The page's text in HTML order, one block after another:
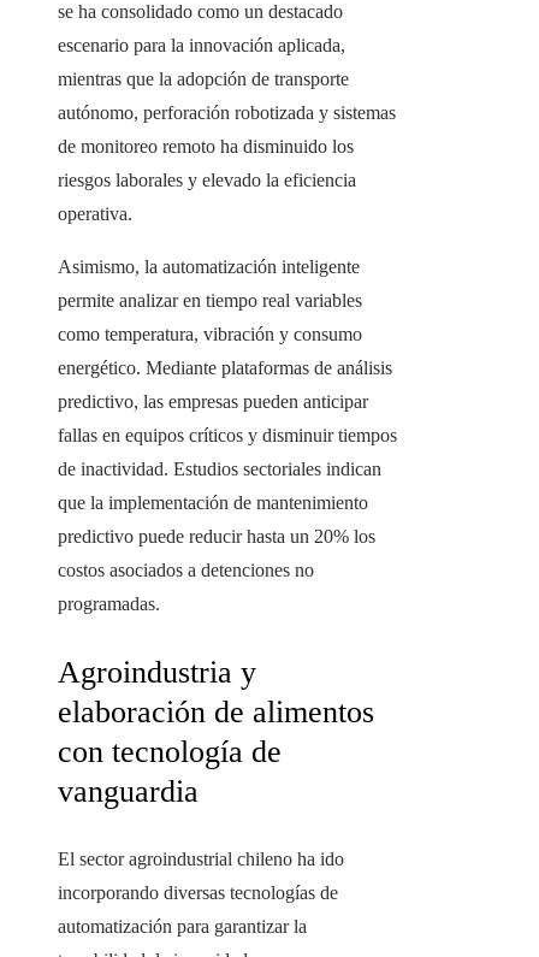
se ha consolidado como un destacado
escenario para la innovación aplicada,
mientras que la adopción de transporte
autónomo, perforación robotizada y sistemas
de monitoreo remoto ha disminuido los
riesgos laborales y elevado la eficiencia
operativa.
Asimismo, la automatización inteligente
permite analizar en tiempo real variables
como temperatura, vibración y consumo
energético. Mediante plataformas de análisis
predictivo, las empresas pueden anticipar
fallas en equipos críticos y disminuir tiempos
de inactividad. Estudios sectoriales indican
que la implementación de mantenimiento
predictivo puede reducir hasta un 20% los
costos asociados a detenciones no
programadas.
Agroindustria y
elaboración de alimentos
con tecnología de
vanguardia
El sector agroindustrial chileno ha ido
incorporando diversas tecnologías de
automatización para garantizar la